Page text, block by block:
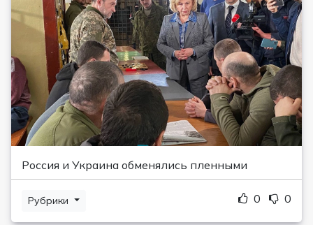
Россия и Украина обменялись пленными
Рубрики 0 0